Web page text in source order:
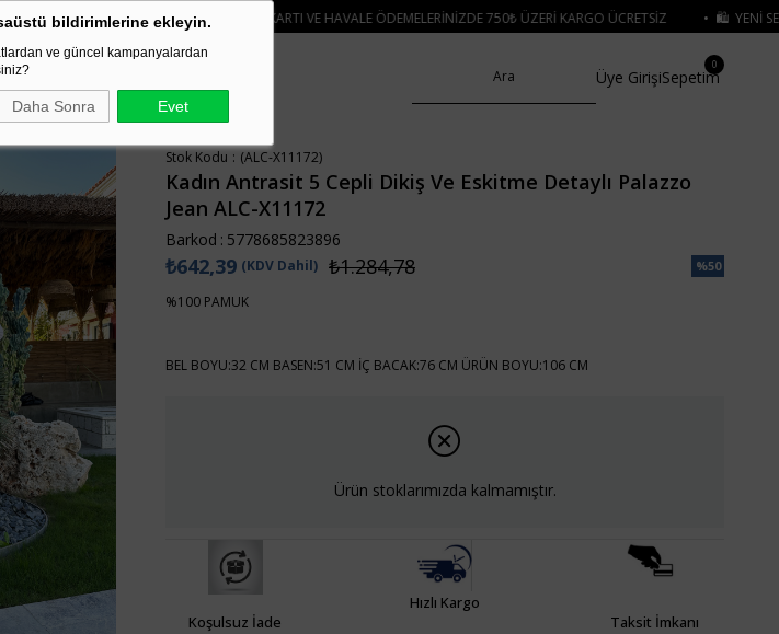
bildirimlerine ekleyin.
ve güncel kampanyalardan
Daha Sonra Evet
• 🚚KREDI KARTI VE HAVALE ÖDEMELERINIZDE 750₺ ÜZERI KARGO ÜCRETSIZ • 🛍️ YENI SEZON ÜRÜNLERINDE 2
Üye GirişiSepetim
0
Stok Kodu (ALC-X11172)
Kadın Antrasit 5 Cepli Dikiş Ve Eskitme Detaylı Palazzo
Jean ALC-X11172
Barkod : 5778685823896
%50
₺1.284,78
₺642,39 (KDV Dahil)
%100 PAMUK
BEL BOYU:32 CM BASEN:51 CM İÇ BACAK:76 CM ÜRÜN BOYU:106 CM
Ürün stoklarımızda kalmamıştır.
Koşulsuz İade
Hızlı Kargo
Taksit İmkanı